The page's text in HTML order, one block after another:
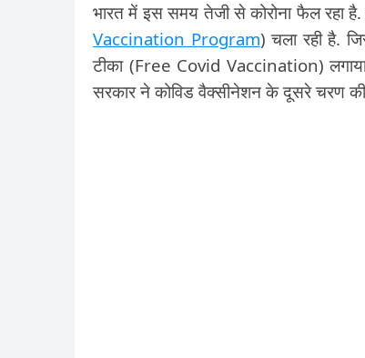
भारत में इस समय तेजी से कोरोना फैल रहा है.
Vaccination Program) चला रही है.
टीका (Free Covid Vaccination)
सरकार ने कोविड वैक्सीनेशन के दूसरे चरण की